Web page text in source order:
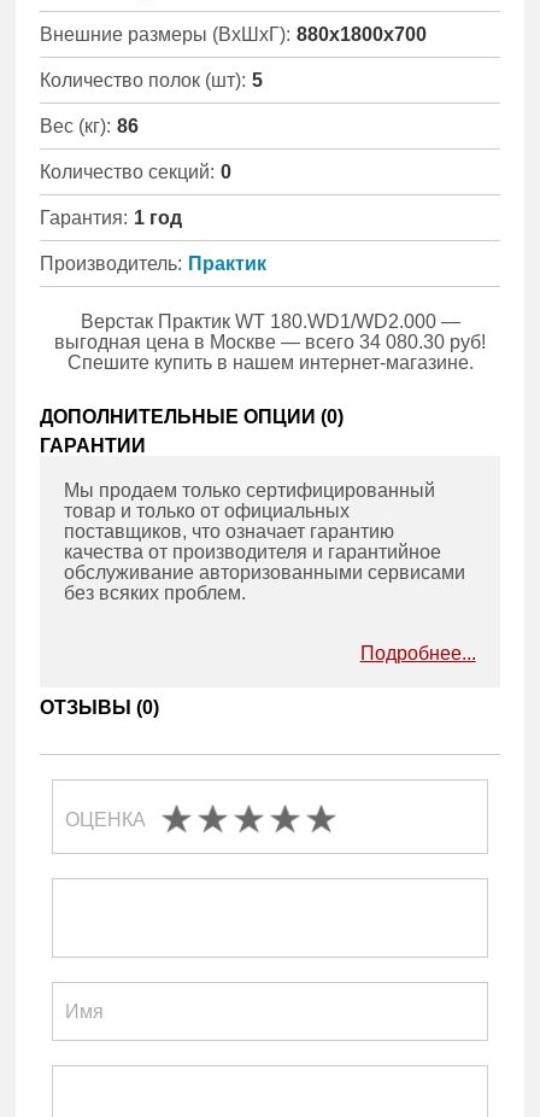
Внешние размеры (ВхШхГ): 880x1800x700
Количество полок (шт): 5
Вес (кг): 86
Количество секций: 0
Гарантия: 1 год
Производитель: Практик
Верстак Практик WT 180.WD1/WD2.000 —
выгодная цена в Москве — всего 34 080.30 руб!
Спешите купить в нашем интернет-магазине.
ДОПОЛНИТЕЛЬНЫЕ ОПЦИИ (0)
ГАРАНТИИ
Мы продаем только сертифицированный
товар и только от официальных
поставщиков, что означает гарантию
качества от производителя и гарантийное
обслуживание авторизованными сервисами
без всяких проблем.
Подробнее...
ОТЗЫВЫ (0)
ОЦЕНКА